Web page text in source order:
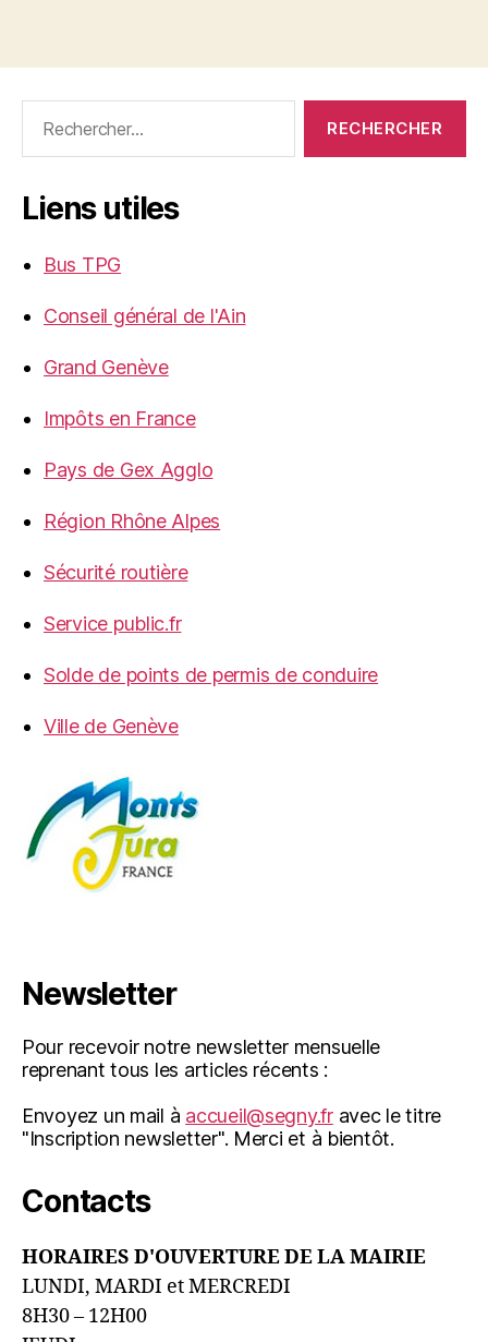
Liens utiles
Bus TPG
Conseil général de l'Ain
Grand Genève
Impôts en France
Pays de Gex Agglo
Région Rhône Alpes
Sécurité routière
Service public.fr
Solde de points de permis de conduire
Ville de Genève
Newsletter
Pour recevoir notre newsletter mensuelle
reprenant tous les articles récents :
Envoyez un mail à accueil@segny.fravec le titre
"Inscription newsletter". Merci et à bientôt.
Contacts
HORAIRES D'OUVERTURE DE LA MAIRIE
LUNDI, MARDI et MERCREDI
8H30 – 12H00